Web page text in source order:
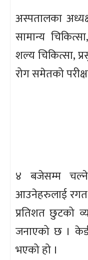
अस्पतालका
सामान्य
शल्य चिकित्सा,
रोग समेतको
४ बजेसम्म चल्ने
आउनेहरुलाई रगत
प्रतिशत छुटको
जनाएको छ ।
भएको हो ।